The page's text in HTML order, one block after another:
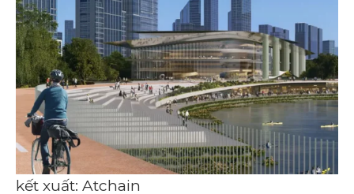
kết xuất: Atchain